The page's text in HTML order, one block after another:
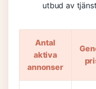
utbud av
Antal
aktiva
annonser